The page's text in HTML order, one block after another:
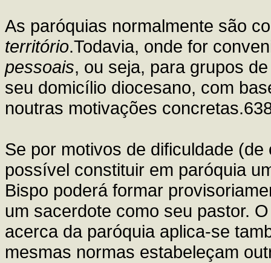
As paróquias normalmente são
território.Todavia, onde for
pessoais, ou seja, para grupos
seu domicílio diocesano, com
noutras motivações
Se por motivos de dificuldade
possível constituir em paróquia
Bispo poderá formar
um sacerdote como seu pastor.
acerca da paróquia aplica-se
mesmas normas estabeleçam